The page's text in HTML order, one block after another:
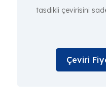
tasdikli çevirisini
Çeviri